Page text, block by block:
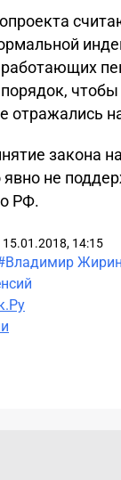
порядок,
отражались
закона
явно не
РФ.
15.01.2018, 14:15